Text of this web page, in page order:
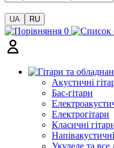
UA RU
0
Акустичні
Бас-гітари
Електрогітари
Класичні
Укулеле та все